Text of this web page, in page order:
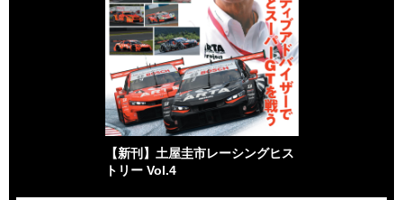
【新刊】土屋圭市レーシングヒス
トリー Vol.4